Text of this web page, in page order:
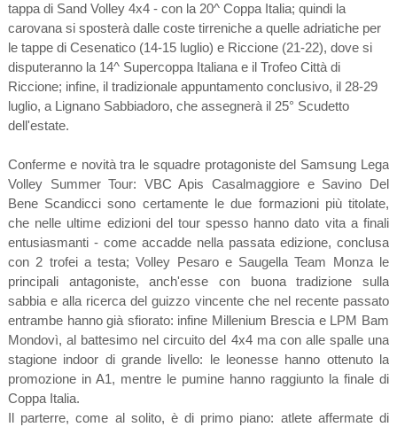
tappa di Sand Volley 4x4 - con la 20^ Coppa Italia; quindi la
carovana si sposterà dalle coste tirreniche a quelle adriatiche per
le tappe di Cesenatico (14-15 luglio) e Riccione (21-22), dove si
disputeranno la 14^ Supercoppa Italiana e il Trofeo Città di
Riccione; infine, il tradizionale appuntamento conclusivo, il 28-29
luglio, a Lignano Sabbiadoro, che assegnerà il 25° Scudetto
dell'estate.
Conferme e novità tra le squadre protagoniste del Samsung Lega
Volley Summer Tour: VBC Apis Casalmaggiore e Savino Del
Bene Scandicci sono certamente le due formazioni più titolate,
che nelle ultime edizioni del tour spesso hanno dato vita a finali
entusiasmanti - come accadde nella passata edizione, conclusa
con 2 trofei a testa; Volley Pesaro e Saugella Team Monza le
principali antagoniste, anch'esse con buona tradizione sulla
sabbia e alla ricerca del guizzo vincente che nel recente passato
entrambe hanno già sfiorato: infine Millenium Brescia e LPM Bam
Mondovì, al battesimo nel circuito del 4x4 ma con alle spalle una
stagione indoor di grande livello: le leonesse hanno ottenuto la
promozione in A1, mentre le pumine hanno raggiunto la finale di
Coppa Italia.
Il parterre, come al solito, è di primo piano: atlete affermate di